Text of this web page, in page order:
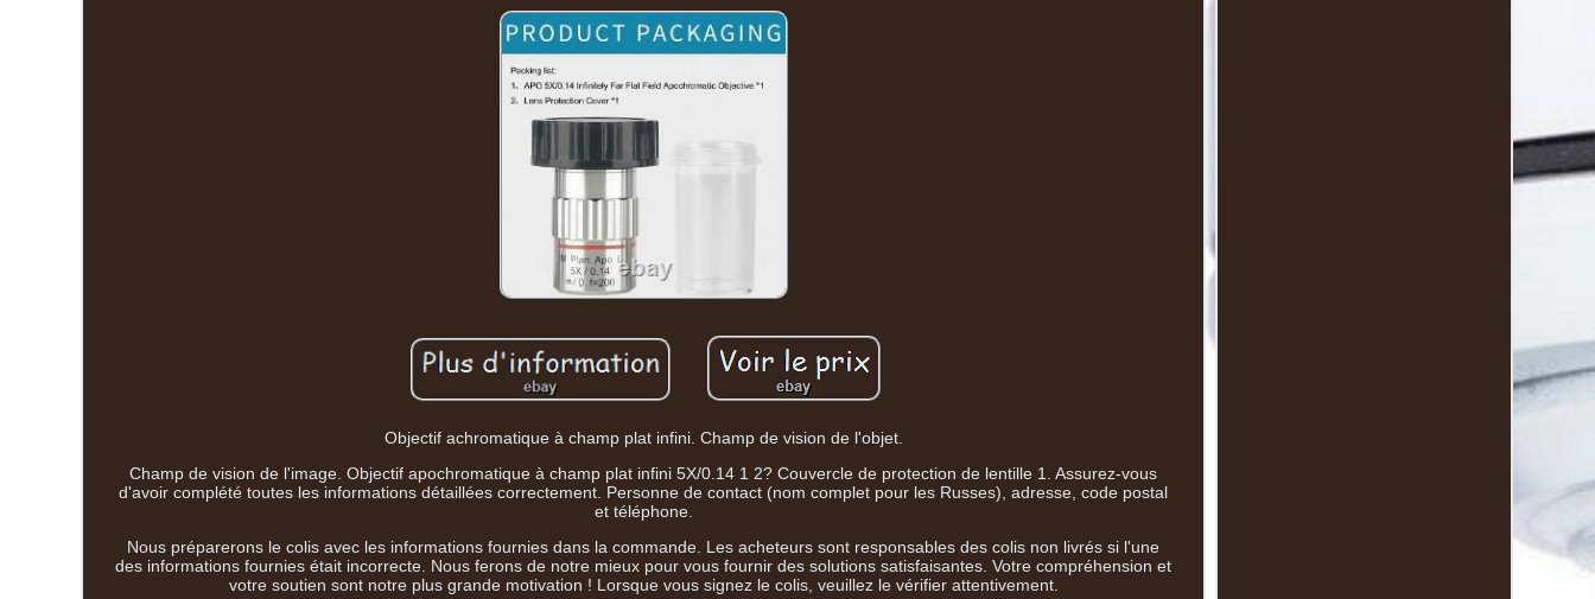
Objectif achromatique à champ plat infini. Champ de vision de l'objet.
Champ de vision de l'image. Objectif apochromatique à champ plat infini 5X/0.14 1 2? Couvercle de protection de lentille 1. Assurez-vous
d'avoir complété toutes les informations détaillées correctement. Personne de contact (nom complet pour les Russes), adresse, code postal
et téléphone.
Nous préparerons le colis avec les informations fournies dans la commande. Les acheteurs sont responsables des colis non livrés si l'une
des informations fournies était incorrecte. Nous ferons de notre mieux pour vous fournir des solutions satisfaisantes. Votre compréhension et
votre soutien sont notre plus grande motivation ! Lorsque vous signez le colis, veuillez le vérifier attentivement.